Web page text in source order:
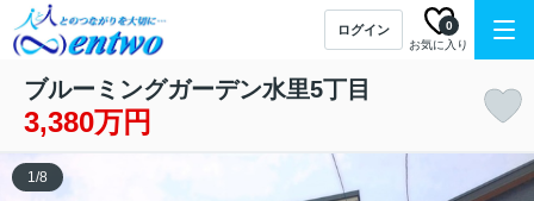
ログイン
お気に入り
0
ブルーミングガーデン水里5丁目
3,380万円
1/8